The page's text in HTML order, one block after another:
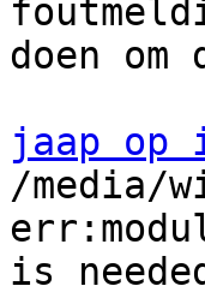
doen
jaap op
/media/
is